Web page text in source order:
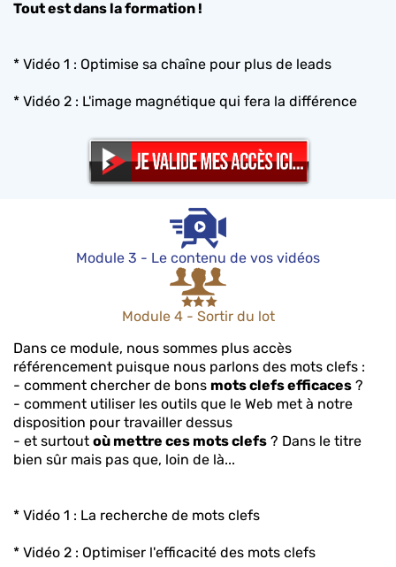
Tout est dans la formation !
* Vidéo 1 : Optimise sa chaîne pour plus de leads
* Vidéo 2 : L'image magnétique qui fera la différence
Module 3 - Le contenu de vos vidéos
Module 4 - Sortir du lot
Dans ce module, nous sommes plus accès
référencement puisque nous parlons des mots clefs :
- comment chercher de bons mots clefs efficaces ?
- comment utiliser les outils que le Web met à notre
disposition pour travailler dessus
- et surtout où mettre ces mots clefs ? Dans le titre
bien sûr mais pas que, loin de là...
* Vidéo 1 : La recherche de mots clefs
* Vidéo 2 : Optimiser l'efficacité des mots clefs